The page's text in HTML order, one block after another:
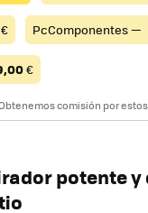
€ PcComponentes —
€
comisión por
potente y